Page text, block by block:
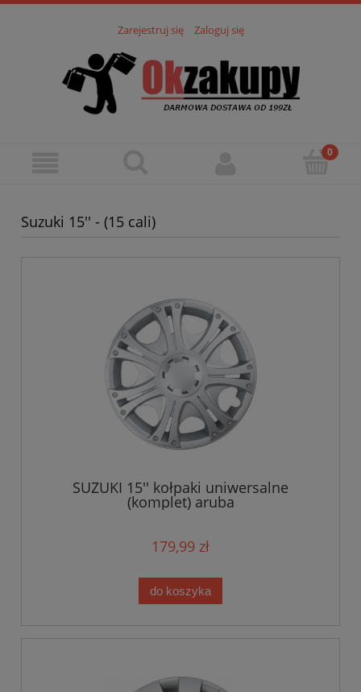
Zarejestruj się Zaloguj się
Suzuki 15'' - (15 cali)
SUZUKI 15'' kołpaki uniwersalne
(komplet) aruba
179,99 zł
do koszyka